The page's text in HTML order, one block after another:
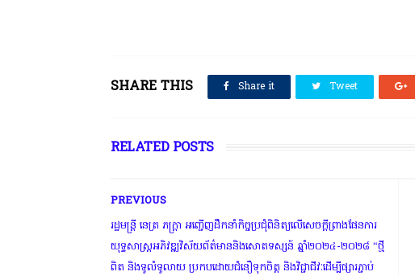
SHARE THIS Share it Tweet
RELATED POSTS
PREVIOUS
រដ្ឋមន្ត្រី នេត្រ ភក្រ្តា អញ្ជើញដឹកនាំកិច្ចប្រជុំពិនិត្យលើសេចក្តីព្រាងផែនការ
យុទ្ធសាស្ត្រអភិវឌ្ឍវិស័យព័ត៌មាននិងសោតទស្សន៍ ឆ្នាំ២០២៤-២០២៨ “ថ្មី
ពិត និងទូលំទូលាយ ប្រកបដោយជំនឿទុកចិត្ត និងវិជ្ជាជីវៈដើម្បីផ្សារភ្ជាប់